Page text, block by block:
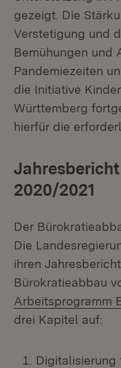
gezeigt. Die
Verstetigung und
Bemühungen und
Pandemiezeiten
die Initiative
Württemberg
hierfür die
2020/2021
Der
Die
ihren
Bürokratieabbau
Arbeitsprogramm
drei Kapitel auf:
Digitalisierung